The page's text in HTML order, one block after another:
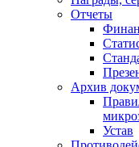
Отчеты
Архив
Устав